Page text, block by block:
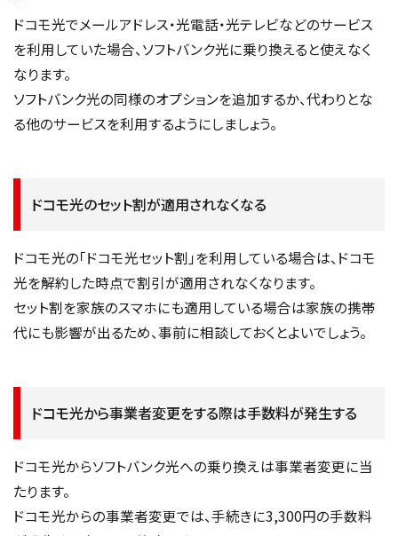
ドコモ光でメールアドレス・光電話・光テレビなどのサービス
を利用していた場合、ソフトバンク光に乗り換えると使えなく
なります。
ソフトバンク光の同様のオプションを追加するか、代わりとな
る他のサービスを利用するようにしましょう。
ドコモ光のセット割が適用されなくなる
ドコモ光の「ドコモ光セット割」を利用している場合は、ドコモ
光を解約した時点で割引が適用されなくなります。
セット割を家族のスマホにも適用している場合は家族の携帯
代にも影響が出るため、事前に相談しておくとよいでしょう。
ドコモ光から事業者変更をする際は手数料が発生する
ドコモ光からソフトバンク光への乗り換えは事業者変更に当
たります。
ドコモ光からの事業者変更では、手続きに3,300円の手数料